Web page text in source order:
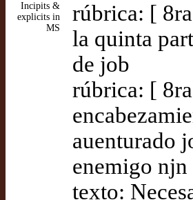
Incipits &
explicits in
MS
rúbrica: [
la quinta
de job
rúbrica: [
auenturado
enemigo njn
texto: